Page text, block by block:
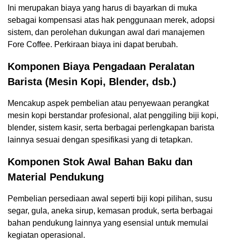
Ini merupakan biaya yang harus di bayarkan di muka
sebagai kompensasi atas hak penggunaan merek, adopsi
sistem, dan perolehan dukungan awal dari manajemen
Fore Coffee. Perkiraan biaya ini dapat berubah.
Komponen Biaya Pengadaan Peralatan
Barista (Mesin Kopi, Blender, dsb.)
Mencakup aspek pembelian atau penyewaan perangkat
mesin kopi berstandar profesional, alat penggiling biji kopi,
blender, sistem kasir, serta berbagai perlengkapan barista
lainnya sesuai dengan spesifikasi yang di tetapkan.
Komponen Stok Awal Bahan Baku dan
Material Pendukung
Pembelian persediaan awal seperti biji kopi pilihan, susu
segar, gula, aneka sirup, kemasan produk, serta berbagai
bahan pendukung lainnya yang esensial untuk memulai
kegiatan operasional.